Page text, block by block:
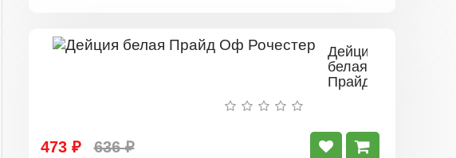
Дейция
белая
Прайд
473 ₽ 636 ₽